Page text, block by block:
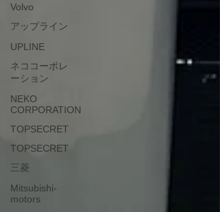
Volvo
アップライン
UPLINE
ネココーポレ
ーション
NEKO
CORPORATION
TOPSECRET
TOPSECRET
三菱
Mitsubishi-
motors